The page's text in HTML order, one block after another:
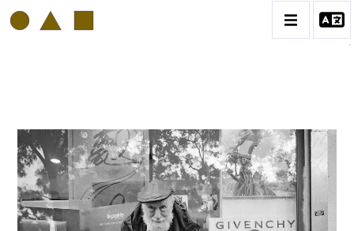
PHILIPP HUGUES BONAN
BIOGRAPHIE
CATALOGUE DES OEUVRES